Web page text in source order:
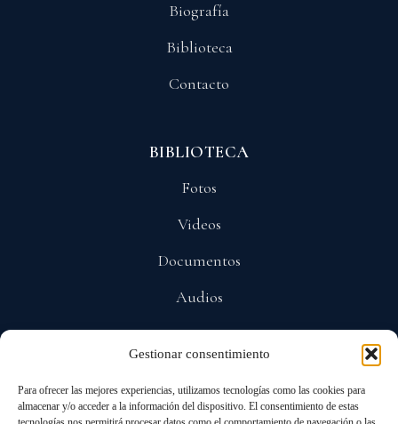
Gestionar consentimiento
Para ofrecer las mejores experiencias, utilizamos tecnologías como las cookies para
almacenar y/o acceder a la información del dispositivo. El consentimiento de estas
Biografía
Biblioteca
Contacto
BIBLIOTECA
Fotos
Videos
Documentos
Audios
Privacidad